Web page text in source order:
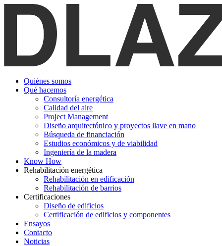
Quiénes somos
Qué hacemos
Consultoría energética
Calidad del aire
Project Management
Diseño arquitectónico y proyectos llave en mano
Búsqueda de financiación
Estudios económicos y de viabilidad
Ingeniería de la madera
Know How
Rehabilitación energética
Rehabilitación en edificación
Rehabilitación de barrios
Certificaciones
Diseño de edificios
Certificación de edificios y componentes
Ensayos
Contacto
Noticias